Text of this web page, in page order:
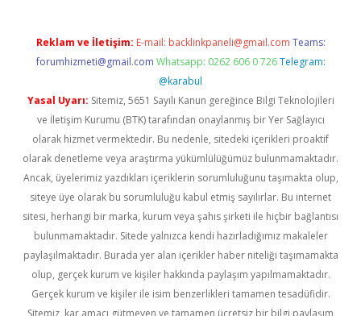
Reklam ve İletişim: E-mail: backlinkpaneli@gmail.com Teams:
forumhizmeti@gmail.com Whatsapp: 0262 606 0 726 Telegram:
@karabul
Yasal Uyarı: Sitemiz, 5651 Sayılı Kanun gereğince Bilgi Teknolojileri
ve İletişim Kurumu (BTK) tarafından onaylanmış bir Yer Sağlayıcı
olarak hizmet vermektedir. Bu nedenle, sitedeki içerikleri proaktif
olarak denetleme veya araştırma yükümlülüğümüz bulunmamaktadır.
Ancak, üyelerimiz yazdıkları içeriklerin sorumluluğunu taşımakta olup,
siteye üye olarak bu sorumluluğu kabul etmiş sayılırlar. Bu internet
sitesi, herhangi bir marka, kurum veya şahıs şirketi ile hiçbir bağlantısı
bulunmamaktadır. Sitede yalnızca kendi hazırladığımız makaleler
paylaşılmaktadır. Burada yer alan içerikler haber niteliği taşımamakta
olup, gerçek kurum ve kişiler hakkında paylaşım yapılmamaktadır.
Gerçek kurum ve kişiler ile isim benzerlikleri tamamen tesadüfidir.
Sitemiz, kar amacı gütmeyen ve tamamen ücretsiz bir bilgi paylaşım